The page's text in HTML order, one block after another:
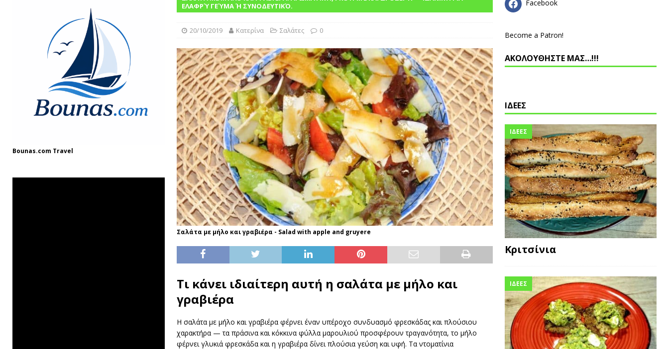
ΓΛΩΣΣΆΡΙΟ
[ 03/08/2025 ]
Fish and Chips ΘΑΛΑΣΣΙΝΑ
ΕΛΑΦΡΎ ΓΕΎΜΑ Ή ΣΥΝΟΔΕΥΤΙΚΌ.
20/10/2019 Κατερίνα Σαλάτες 0
Σαλάτα με μήλο και γραβιέρα - Salad with apple and gruyere
Τι κάνει ιδιαίτερη αυτή η σαλάτα με μήλο και
γραβιέρα
Η σαλάτα με μήλο και γραβιέρα φέρνει έναν υπέροχο συνδυασμό φρεσκάδας και πλούσιου
χαρακτήρα — τα πράσινα και κόκκινα φύλλα μαρουλιού προσφέρουν τραγανότητα, το μήλο
φέρνει γλυκιά φρεσκάδα και η γραβιέρα δίνει πλούσια γεύση και υφή. Τα ντοματίνια
Bounas.com Travel
Facebook
Become a Patron!
ΑΚΟΛΟΥΘΗΣΤΕ ΜΑΣ…!!!
ΙΔΕΕΣ
ΙΔΕΕΣ
Κριτσίνια
ΙΔΕΕΣ